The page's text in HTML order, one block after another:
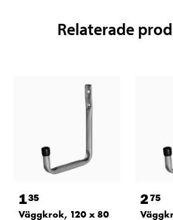
Relaterade
135
Väggkrok, 120 x 80
275